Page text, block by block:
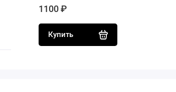
1100 ₽
Купить